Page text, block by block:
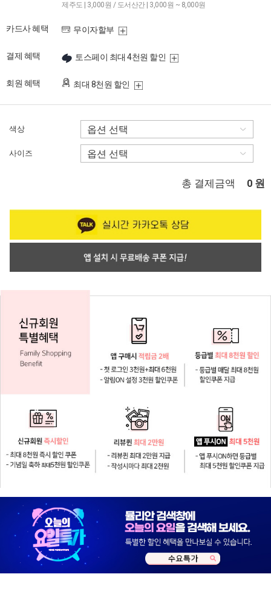
제주도 | 3,000원 / 도서산간 | 3,000원 ~ 8,000원
카드사 혜택 무이자할부
결제 혜택 토스페이 최대 4천원 할인
회원 혜택 최대 8천원 할인
색상
사이즈
총 결제금액 0 원